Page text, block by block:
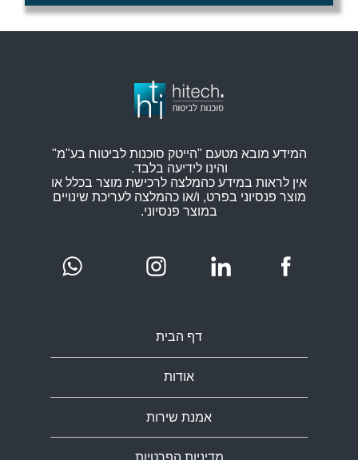
המידע מובא מטעם "הייטק סוכנות לביטוח בע"מ"
והינו לידיעה בלבד.
אין לראות במידע כהמלצה לרכישת מוצר בכלל או
מוצר פנסיוני בפרט, ו/או כהמלצה לעריכת שינויים
במוצר פנסיוני.
דף הבית
אודות
אמנת שירות
מדיניות הפרטיות